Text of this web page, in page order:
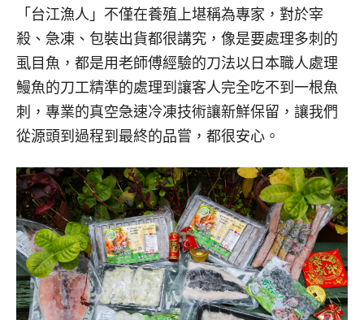
「台江漁人」不僅在養殖上堪稱為專家，對於宰
殺、急凍、包裝出貨都很講究，像是要處理多刺的
虱目魚，都是用老師傅經驗的刀法以日本職人處理
鰻魚的刀工精準的處理到讓客人完全吃不到一根魚
刺，專業的真空急速冷凍技術讓新鮮保留，讓我們
從源頭到過程到最終的品嘗，都很安心。